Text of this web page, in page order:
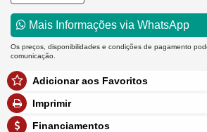
Mais Informações via WhatsApp
Os preços, disponibilidades e condições de pagamento
comunicação.
Adicionar aos Favoritos
Imprimir
Financiamentos